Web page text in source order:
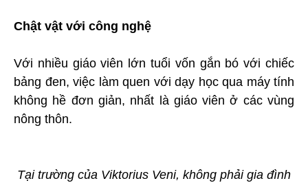
Chật vật với công nghệ
Với nhiều giáo viên lớn tuổi vốn gắn bó với chiếc
bảng đen, việc làm quen với dạy học qua máy tính
không hề đơn giản, nhất là giáo viên ở các vùng
nông thôn.
Tại trường của Viktorius Veni, không phải gia đình